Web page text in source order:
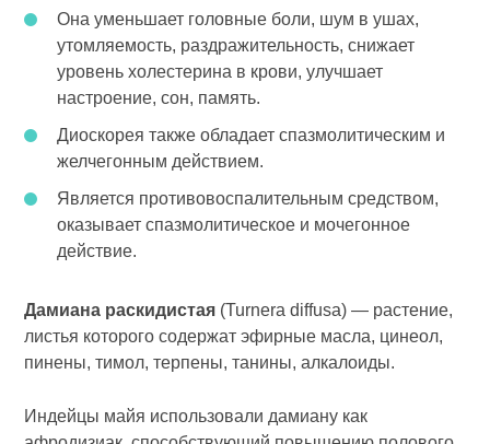
Она уменьшает головные боли, шум в ушах,
утомляемость, раздражительность, снижает
уровень холестерина в крови, улучшает
настроение, сон, память.
Диоскорея также обладает спазмолитическим и
желчегонным действием.
Является противовоспалительным средством,
оказывает спазмолитическое и мочегонное
действие.
Дамиана раскидистая (Turnera diffusa) — растение,
листья которого содержат эфирные масла, цинеол,
пинены, тимол, терпены, танины, алкалоиды.
Индейцы майя использовали дамиану как